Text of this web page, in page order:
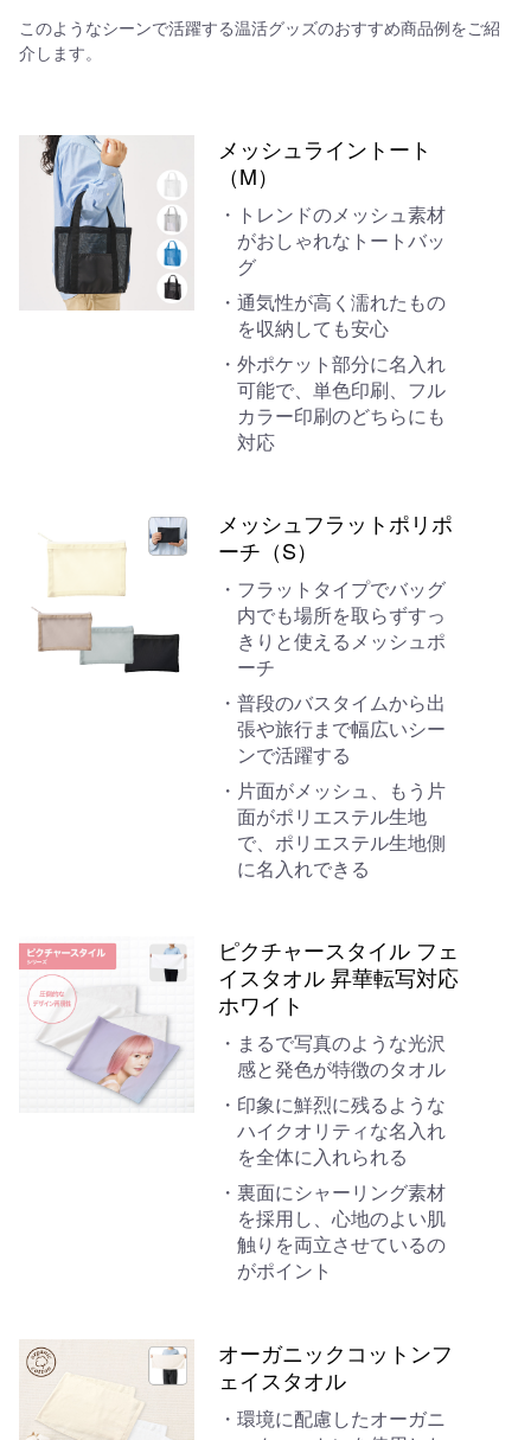
このようなシーンで活躍する温活グッズのおすすめ商品例をご紹
介します。
メッシュライントート
（M）
トレンドのメッシュ素材
がおしゃれなトートバッ
グ
通気性が高く濡れたもの
を収納しても安心
外ポケット部分に名入れ
可能で、単色印刷、フル
カラー印刷のどちらにも
対応
メッシュフラットポリポ
ーチ（S）
フラットタイプでバッグ
内でも場所を取らずすっ
きりと使えるメッシュポ
ーチ
普段のバスタイムから出
張や旅行まで幅広いシー
ンで活躍する
片面がメッシュ、もう片
面がポリエステル生地
で、ポリエステル生地側
に名入れできる
ピクチャースタイル フェ
イスタオル 昇華転写対応
ホワイト
まるで写真のような光沢
感と発色が特徴のタオル
印象に鮮烈に残るような
ハイクオリティな名入れ
を全体に入れられる
裏面にシャーリング素材
を採用し、心地のよい肌
触りを両立させているの
がポイント
オーガニックコットンフ
ェイスタオル
環境に配慮したオーガニ